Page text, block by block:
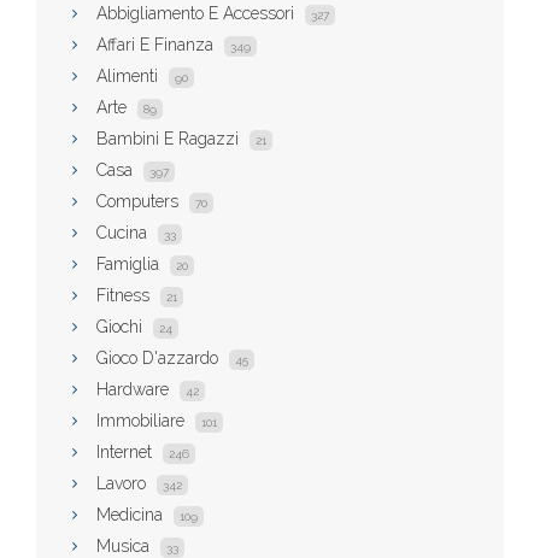
Abbigliamento E Accessori 327
Affari E Finanza 349
Alimenti 90
Arte 89
Bambini E Ragazzi 21
Casa 397
Computers 70
Cucina 33
Famiglia 20
Fitness 21
Giochi 24
Gioco D'azzardo 45
Hardware 42
Immobiliare 101
Internet 246
Lavoro 342
Medicina 109
Musica 33